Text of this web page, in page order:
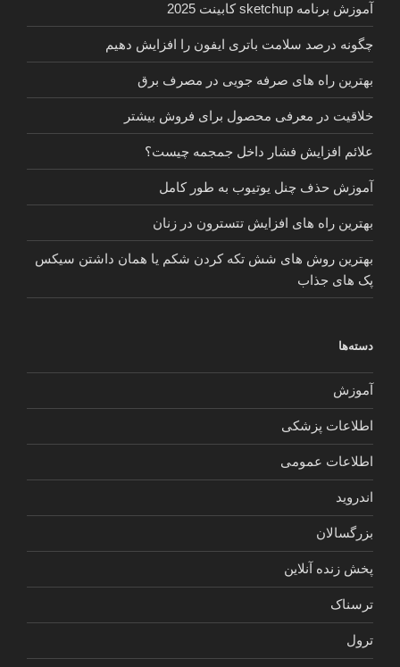
آموزش برنامه sketchup کابینت 2025
چگونه درصد سلامت باتری ایفون را افزایش دهیم
بهترین راه های صرفه جویی در مصرف برق
خلاقیت در معرفی محصول برای فروش بیشتر
علائم افزایش فشار داخل جمجمه چیست؟
آموزش حذف چنل یوتیوب به طور کامل
بهترین راه های افزایش تتسترون در زنان
بهترین روش های شش تکه کردن شکم یا همان داشتن سیکس
پک های جذاب
دسته‌ها
آموزش
اطلاعات پزشکی
اطلاعات عمومی
اندروید
بزرگسالان
پخش زنده آنلاین
ترسناک
ترول